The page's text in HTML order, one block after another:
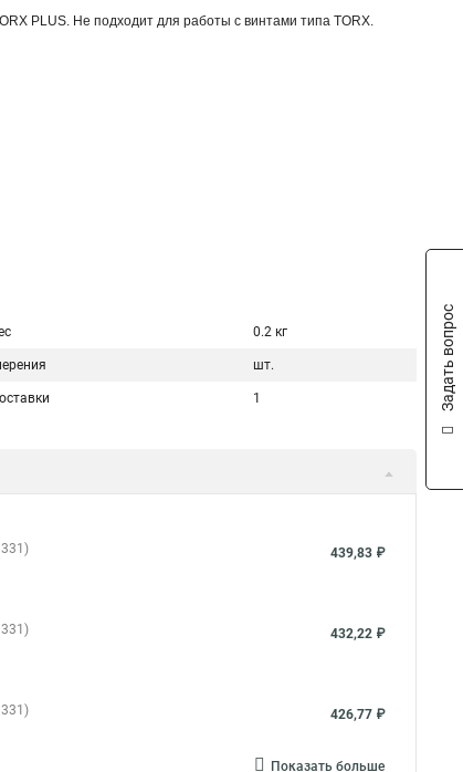
PLUS. Не подходит для работы с винтами типа TORX.
0.2 кг
шт.
1
439,83 ₽
432,22 ₽
426,77 ₽
Показать больше
Задать вопрос